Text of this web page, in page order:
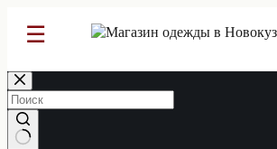
☰
Перейти
к
сути